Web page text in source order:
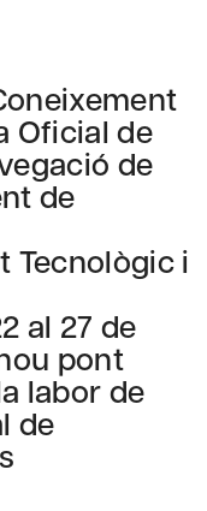
Oficial de
de
de
Tecnològic i
al 27 de
pont
labor de
de